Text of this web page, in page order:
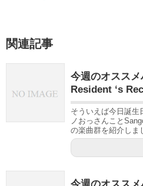
関連記事
今週のオスス
Resident ‘s
そういえば今日誕生
ノおっさんこと
の楽曲群を紹介しま
今週のオスス